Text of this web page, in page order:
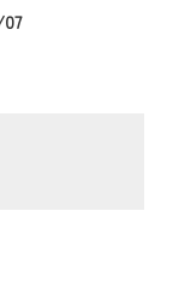
07
いの地域
ら、いつ